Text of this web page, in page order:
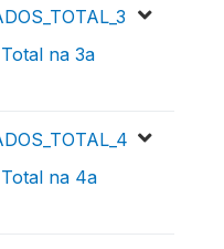
na 3a
na 4a